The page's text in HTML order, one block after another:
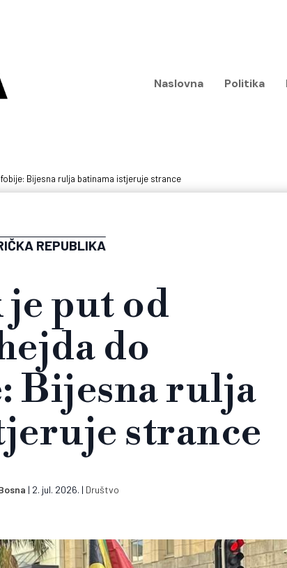
Naslovna Politika
Bijesna rulja batinama istjeruje strance
REPUBLIKA
put od
do
Bijesna rulja
strance
| 2. jul. 2026. | Društvo